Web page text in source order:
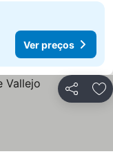
Ver preços
Partilhar